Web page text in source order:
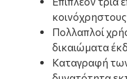
Πολλαπλοί
δικαιώματα
Καταγραφή